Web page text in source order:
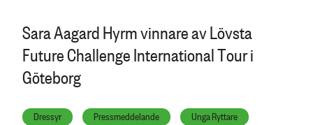
Sara Aagard Hyrm vinnare av Lövsta
Future Challenge International Tour i
Göteborg
Dressyr Pressmeddelande Unga Ryttare